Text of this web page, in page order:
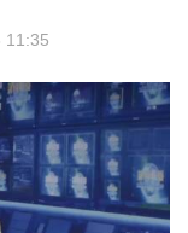
11:35